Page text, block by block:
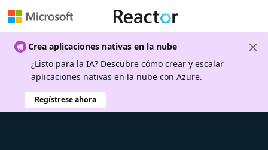
Crea aplicaciones nativas en la nube
¿Listo para la IA? Descubre cómo crear y escalar
aplicaciones nativas en la nube con Azure.
Regístrese ahora